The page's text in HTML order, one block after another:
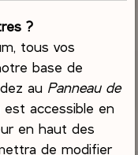
?
tous vos
base de
au Panneau de
accessible en
en haut des
de modifier